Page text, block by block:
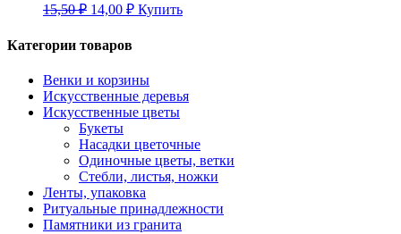
15,50 ₽ 14,00 ₽ Купить
Категории товаров
Венки и корзины
Искусственные деревья
Искусственные цветы
Букеты
Насадки цветочные
Одиночные цветы, ветки
Стебли, листья, ножки
Ленты, упаковка
Ритуальные принадлежности
Памятники из гранита